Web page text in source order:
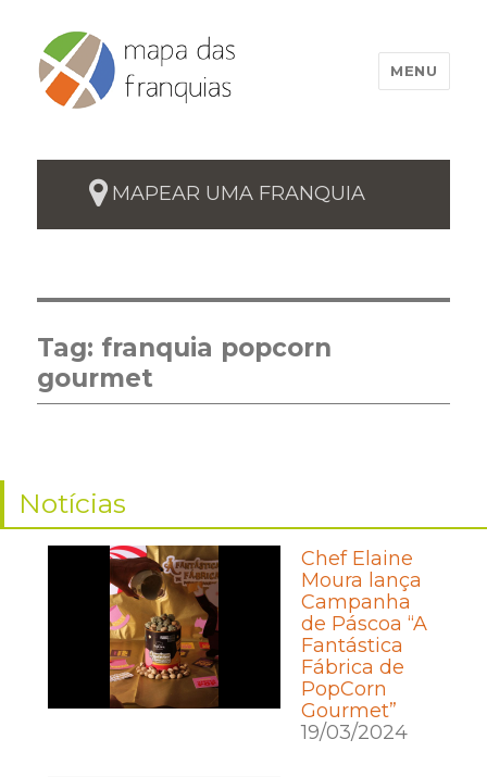
MENU
MAPEAR UMA FRANQUIA
Tag: franquia popcorn
gourmet
Notícias
Chef Elaine
Moura lança
Campanha
de Páscoa “A
Fantástica
Fábrica de
PopCorn
Gourmet”
19/03/2024